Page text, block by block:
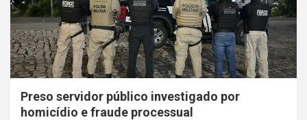
Preso servidor público investigado por
homicídio e fraude processual